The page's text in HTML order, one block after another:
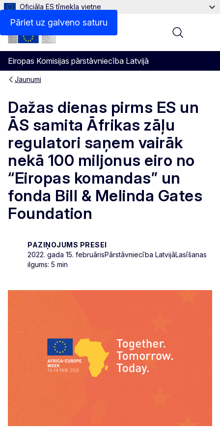
Pāriet uz galveno saturu
Oficiāla ES tīmekļa vietne
Eiropas Komisijas pārstāvniecība Latvijā
Menu
Jaunumi
Dažas dienas pirms ES un
ĀS samita Āfrikas zāļu
regulatori saņem vairāk
nekā 100 miljonus eiro no
“Eiropas komandas” un
fonda Bill & Melinda Gates
Foundation
PAZIŅOJUMS PRESEI
2022. gada 15. februārisPārstāvniecība LatvijāLasīšanas
ilgums: 5 min